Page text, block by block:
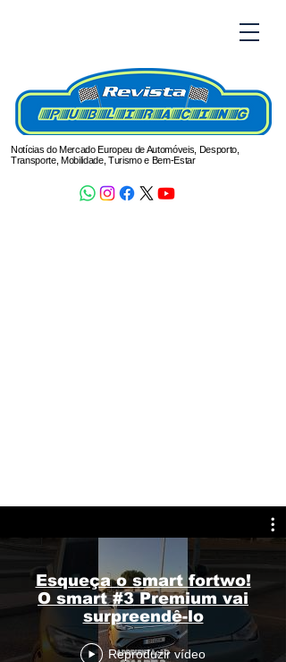
Notícias do Mercado Europeu de Automóveis, Desporto,
Transporte, Mobilidade, Turismo e Bem-Estar
Esqueça o smart fortwo!
O smart #3 Premium vai
surpreendê-lo
Reproduzir vídeo